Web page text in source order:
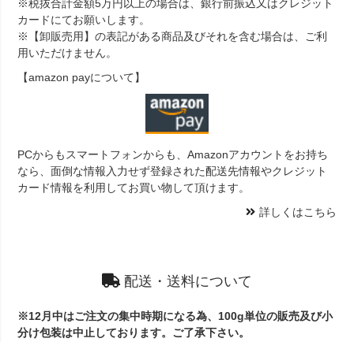
※税抜合計金額5万円以上の場合は、銀行前振込又はクレジット
カードにてお願いします。
※【卸販売用】の表記がある商品及びそれを含む場合は、ご利
用いただけません。
【amazon payについて】
PCからもスマートフォンからも、Amazonアカウントをお持ち
なら、面倒な情報入力せず登録された配送先情報やクレジット
カード情報を利用してお買い物して頂けます。
詳しくはこちら
配送・送料について
※12月中はご注文の集中時期になる為、100g単位の販売及び小
分け包装は中止しております。ご了承下さい。